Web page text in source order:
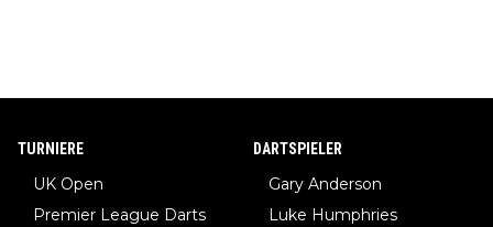
TURNIERE
UK Open
Premier League Darts
DARTSPIELER
Gary Anderson
Luke Humphries